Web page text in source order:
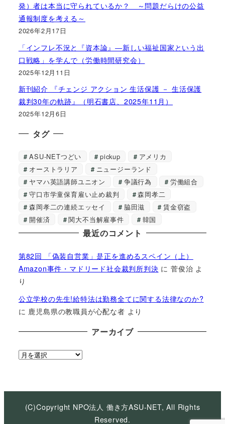
発）者は本当に守られているか？ ～問題だらけの公益
通報制度を考える～
2026年2月17日
「インフレ不況と『資本論』―新しい福祉国家という出
口戦略」を学んで（労働時間研究会）
2025年12月11日
新刊紹介 『チェンジ アクション 生活保護 － 生活保護
裁判30年の軌跡』（明石書店、2025年11月）
2025年12月6日
タグ
ASU-NETつどい pickup
アメリカ
オーストラリア
ニュージーランド
ヤマハ英語講師ユニオン
争議行為
労働組合
守口市学童保育雇い止め裁判
森岡孝二
森岡孝二の連続エッセイ
脇田滋
賃金窃盗
開催済
関大不当解雇事件 韓国
最近のコメント
第82回 「偽装自営業」是正を進めるスペイン（上）
Amazon事件・マドリード社会裁判所判決 に菅俊治 よ
り
公立学校の先生!給特法は勤務全てに関する法律なのか?
に 鹿児島県の教職員が心配な者 より
アーカイブ
ア
イ
(C)Copyright NPO法人 働き方ASU-NET, All Rights
Reserved.